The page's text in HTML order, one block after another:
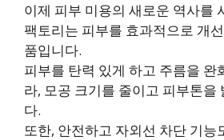
이제 피부 미용의 새로운 역사를
팩토리는 피부를 효과적으로 개
품입니다.
피부를 탄력 있게 하고 주름을 완
라, 모공 크기를 줄이고 피부톤을
다.
또한, 안전하고 자외선 차단 기능